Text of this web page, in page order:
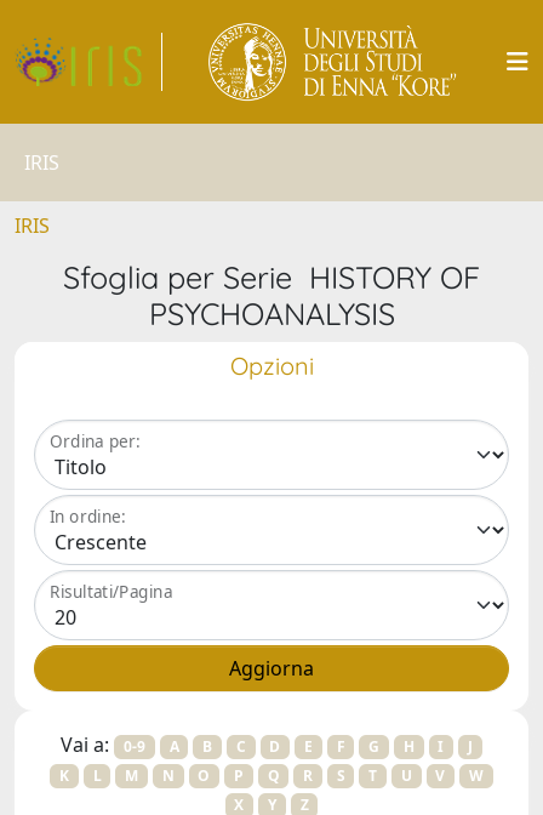
IRIS
IRIS
Sfoglia per Serie HISTORY OF
PSYCHOANALYSIS
Opzioni
Ordina per:
In ordine:
Risultati/Pagina
Vai a: 0-9 A B C D E F G H I
J
K
L M N O P Q R S T U V
W
X
Y Z